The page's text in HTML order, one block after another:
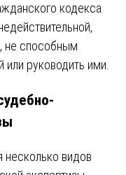
кодекса
не способным
или руководить ими.
несколько видов